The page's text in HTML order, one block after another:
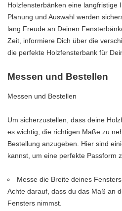
Holzfensterbänken eine langfristige
Planung und Auswahl werden
lang Freude an Deinen
Zeit, informiere Dich über die
die perfekte Holzfensterbank für
Messen und Bestellen
Messen und Bestellen
Um sicherzustellen, dass deine
es wichtig, die richtigen Maße zu
Bestellung anzugeben. Hier sind
kannst, um eine perfekte Passform
Messe die Breite deines
Achte darauf, dass du das Maß an
Fensters nimmst.